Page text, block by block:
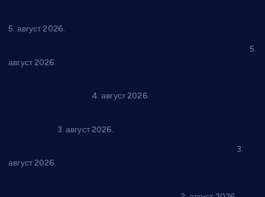
5. август 2026.
5.
август 2026.
4. август 2026.
3. август 2026.
3.
август 2026.